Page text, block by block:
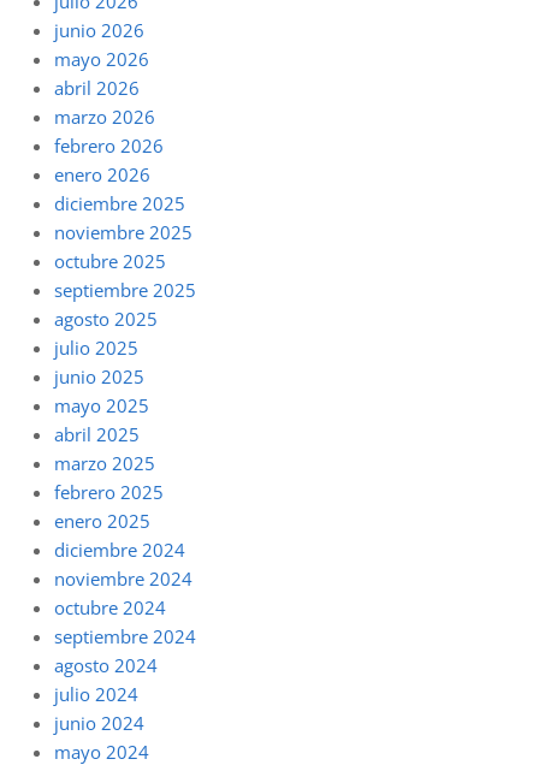
junio 2026
mayo 2026
abril 2026
marzo 2026
febrero 2026
enero 2026
diciembre 2025
noviembre 2025
octubre 2025
septiembre 2025
agosto 2025
julio 2025
junio 2025
mayo 2025
abril 2025
marzo 2025
febrero 2025
enero 2025
diciembre 2024
noviembre 2024
octubre 2024
septiembre 2024
agosto 2024
julio 2024
junio 2024
mayo 2024